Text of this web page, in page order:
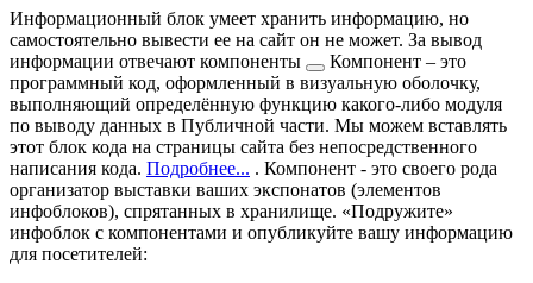
Информационный блок умеет хранить информацию, но
самостоятельно вывести ее на сайт он не может. За вывод
информации отвечают компоненты
Компонент – это
программный код, оформленный в визуальную оболочку,
выполняющий определённую функцию какого-либо модуля
по выводу данных в Публичной части. Мы можем вставлять
этот блок кода на страницы сайта без непосредственного
написания кода. Подробнее... . Компонент - это своего рода
организатор выставки ваших экспонатов (элементов
инфоблоков), спрятанных в хранилище. «Подружите»
инфоблок с компонентами и опубликуйте вашу информацию
для посетителей: